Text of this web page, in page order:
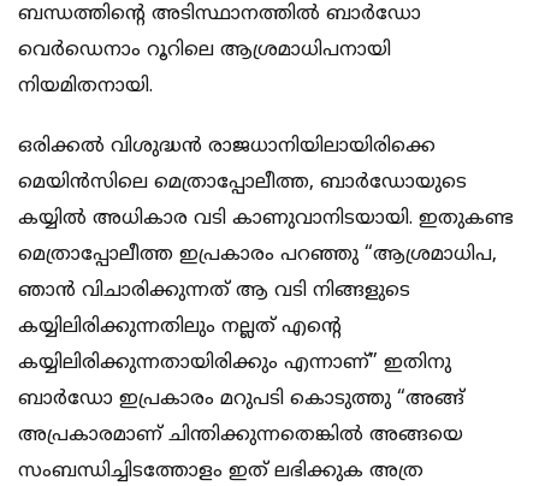
ബന്ധത്തിന്റെ അടിസ്ഥാനത്തില്‍ ബാര്‍ഡോ
വെര്‍ഡെനാം റൂറിലെ ആശ്രമാധിപനായി
നിയമിതനായി.
ഒരിക്കല്‍ വിശുദ്ധന്‍ രാജധാനിയിലായിരിക്കെ
മെയിന്‍സിലെ മെത്രാപ്പോലീത്ത, ബാര്‍ഡോയുടെ
കയ്യില്‍ അധികാര വടി കാണുവാനിടയായി. ഇതുകണ്ട
മെത്രാപ്പോലീത്ത ഇപ്രകാരം പറഞ്ഞു “ആശ്രമാധിപ,
ഞാന്‍ വിചാരിക്കുന്നത് ആ വടി നിങ്ങളുടെ
കയ്യിലിരിക്കുന്നതിലും നല്ലത് എന്റെ
കയ്യിലിരിക്കുന്നതായിരിക്കും എന്നാണ്” ഇതിനു
ബാര്‍ഡോ ഇപ്രകാരം മറുപടി കൊടുത്തു “അങ്ങ്
അപ്രകാരമാണ് ചിന്തിക്കുന്നതെങ്കില്‍ അങ്ങയെ
സംബന്ധിച്ചിടത്തോളം ഇത് ലഭിക്കുക അത്ര